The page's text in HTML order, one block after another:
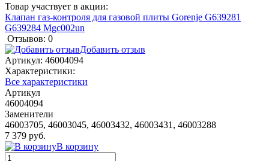
Товар участвует в акции:
Клапан газ-контроля для газовой плиты Gorenje G639281
G639284 Mgc002un
Отзывов: 0
Добавить отзыв
Артикул: 46004094
Характеристики:
Все характеристики
Артикул
46004094
Заменители
46003705, 46003045, 46003432, 46003431, 46003288
7 379 руб.
В корзину